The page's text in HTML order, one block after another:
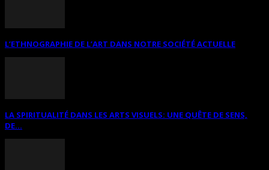
L’ETHNOGRAPHIE DE L’ART DANS NOTRE SOCIÉTÉ ACTUELLE
LA SPIRITUALITÉ DANS LES ARTS VISUELS: UNE QUÊTE DE SENS,
DE...